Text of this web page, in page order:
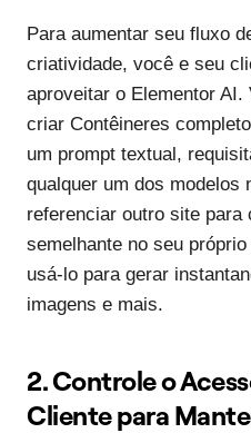
Para aumentar seu fluxo
criatividade, você e seu
aproveitar o Elementor AI.
criar Contêineres
um prompt textual,
qualquer um dos modelos
referenciar outro site para
semelhante no seu
usá-lo para gerar
imagens e mais.
2. Controle o
Cliente para